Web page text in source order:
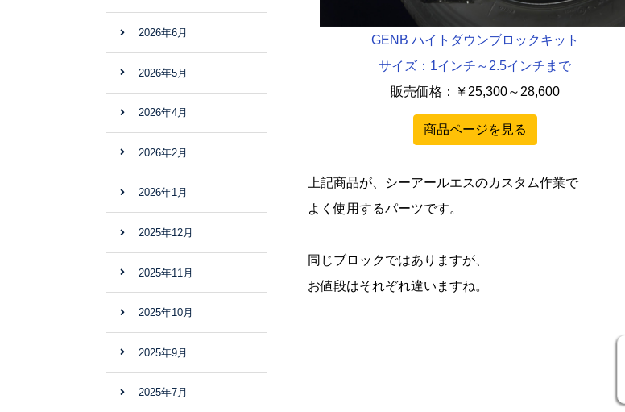
GENB ハイトダウンブロックキット
サイズ：1インチ～2.5インチまで
販売価格：
￥ 25,300～28,600
商品ページを見る
上記商品が、シーアールエスのカスタム作業で
よく使用するパーツです。
同じブロックではありますが、
お値段はそれぞれ違いますね。
2026年6月
2026年5月
2026年4月
2026年2月
2026年1月
2025年12月
2025年11月
2025年10月
2025年9月
2025年7月